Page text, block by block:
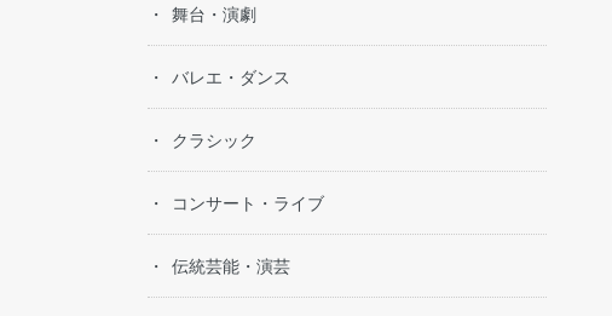
舞台・演劇
バレエ・ダンス
クラシック
コンサート・ライブ
伝統芸能・演芸